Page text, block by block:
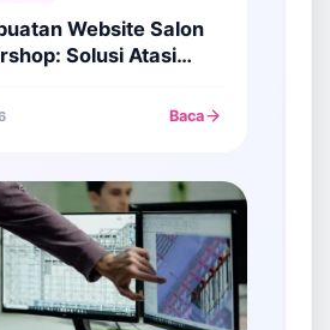
Website Salon
Solusi Atasi
Baca